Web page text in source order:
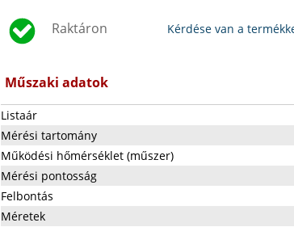
Raktáron Kérdése van a
Műszaki adatok
Listaár
Mérési tartomány
Működési hőmérséklet (műszer)
Mérési pontosság
Felbontás
Méretek